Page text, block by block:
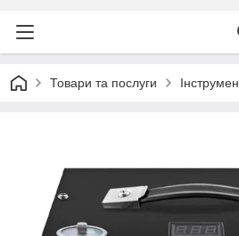
Товари та послуги